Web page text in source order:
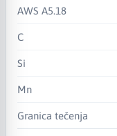
AWS A5.18
C
Si
Mn
Granica tečenja